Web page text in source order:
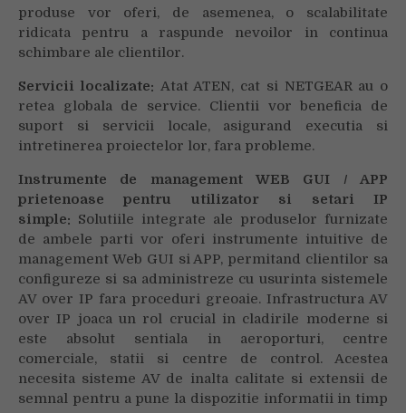
produse vor oferi, de asemenea, o scalabilitate
ridicata pentru a raspunde nevoilor in continua
schimbare ale clientilor.
Servicii localizate: Atat ATEN, cat si NETGEAR au o
retea globala de service. Clientii vor beneficia de
suport si servicii locale, asigurand executia si
intretinerea proiectelor lor, fara probleme.
Instrumente de management WEB GUI / APP
prietenoase pentru utilizator si setari IP
simple: Solutiile integrate ale produselor furnizate
de ambele parti vor oferi instrumente intuitive de
management Web GUI si APP, permitand clientilor sa
configureze si sa administreze cu usurinta sistemele
AV over IP fara proceduri greoaie. Infrastructura AV
over IP joaca un rol crucial in cladirile moderne si
este absolut sentiala in aeroporturi, centre
comerciale, statii si centre de control. Acestea
necesita sisteme AV de inalta calitate si extensii de
semnal pentru a pune la dispozitie informatii in timp